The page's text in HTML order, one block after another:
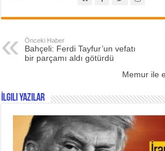
Önceki Haber
Bahçeli: Ferdi Tayfur’un vefatı
bir parçamı aldı götürdü
Memur ile
İlgili Yazılar